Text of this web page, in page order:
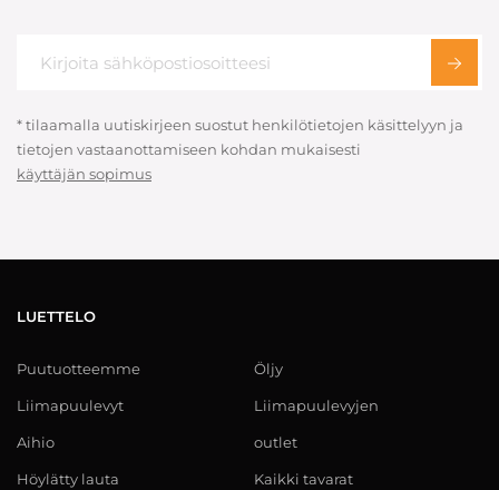
* tilaamalla uutiskirjeen suostut henkilötietojen käsittelyyn ja
tietojen vastaanottamiseen kohdan mukaisesti
käyttäjän sopimus
LUETTELO
Puutuotteemme
Liimapuulevyt
Aihio
Höylätty lauta
Öljy
Liimapuulevyjen
outlet
Kaikki tavarat